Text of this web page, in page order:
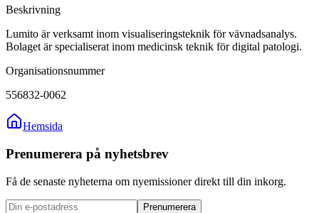
Beskrivning
Lumito är verksamt inom visualiseringsteknik för vävnadsanalys.
Bolaget är specialiserat inom medicinsk teknik för digital patologi.
Organisationsnummer
556832-0062
Hemsida
Prenumerera på nyhetsbrev
Få de senaste nyheterna om nyemissioner direkt till din inkorg.
Prenumerera